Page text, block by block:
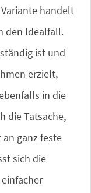
handelt
den Idealfall.
ist und
erzielt,
in die
die Tatsache,
ganz feste
sich die